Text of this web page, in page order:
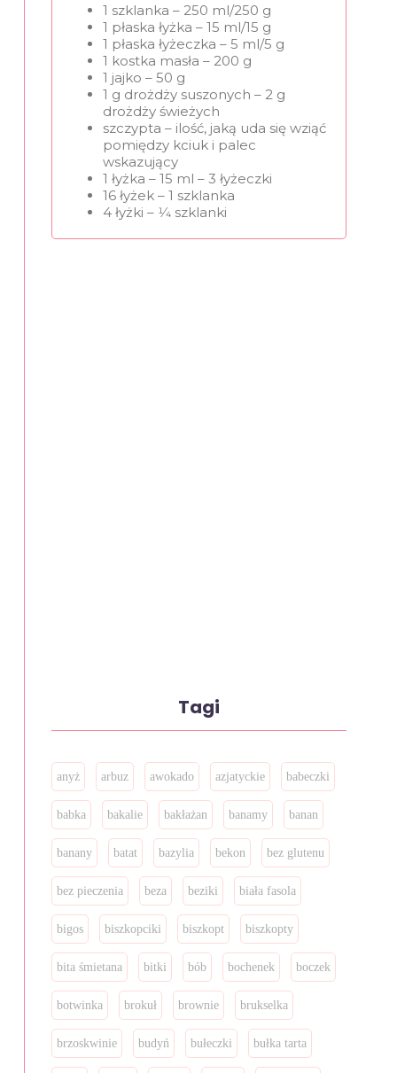
1 szklanka – 250 ml/250 g
1 płaska łyżka – 15 ml/15 g
1 płaska łyżeczka – 5 ml/5 g
1 kostka masła – 200 g
1 jajko – 50 g
1 g drożdży suszonych – 2 g
drożdży świeżych
szczypta – ilość, jaką uda się wziąć
pomiędzy kciuk i palec
wskazujący
1 łyżka – 15 ml – 3 łyżeczki
16 łyżek – 1 szklanka
4 łyżki – 1⁄4 szklanki
Tagi
anyż arbuz awokado azjatyckie babeczki
babka bakalie bakłażan banamy banan
banany batat bazylia bekon bez glutenu
bez pieczenia beza beziki biała fasola
bigos biszkopciki biszkopt biszkopty
bita śmietana bitki bób bochenek boczek
botwinka brokuł brownie brukselka
brzoskwinie budyń bułeczki bułka tarta